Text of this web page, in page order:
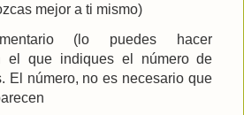
mejor a ti mismo)
(lo puedes hacer
el que indiques el número de
El número, no es necesario que